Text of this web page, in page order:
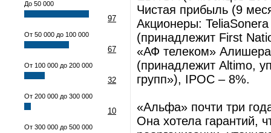
До 50 000
97
От 50 000 до 100 000
67
От 100 000 до 200 000
32
От 200 000 до 300 000
10
От 300 000 до 500 000
Чистая прибыль (9
Акционеры:
(принадлежит First
«АФ телеком»
(принадлежит Altimo,
групп»), IPOC – 8%.
«Альфа» почти три
Она хотела гарантий,